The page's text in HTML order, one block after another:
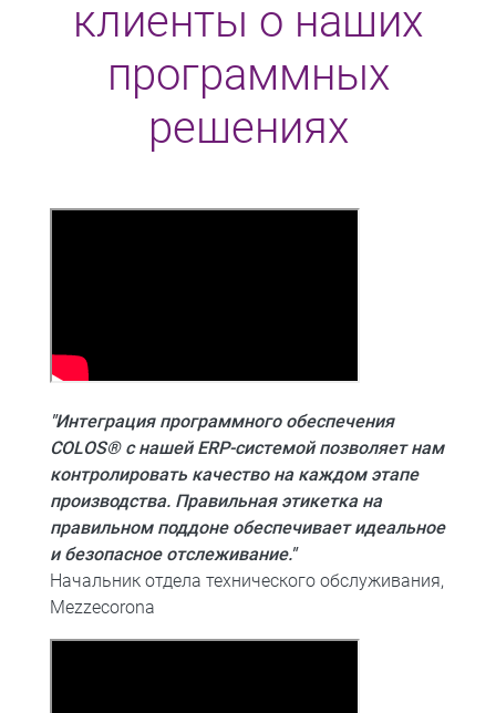
клиенты о наших
программных
решениях
"Интеграция программного обеспечения
COLOS® с нашей ERP-системой позволяет нам
контролировать качество на каждом этапе
производства. Правильная этикетка на
правильном поддоне обеспечивает идеальное
и безопасное отслеживание."
Начальник отдела технического обслуживания,
Mezzecorona